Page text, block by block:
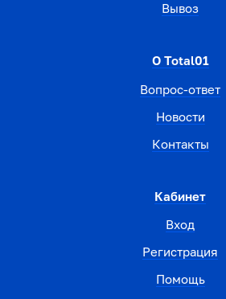
Вывоз
О Total01
Вопрос-ответ
Новости
Контакты
Кабинет
Вход
Регистрация
Помощь